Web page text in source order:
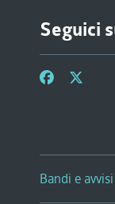
Seguici
Bandi e avvisi